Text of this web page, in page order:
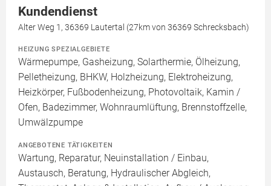
Kundendienst
Alter Weg 1, 36369 Lautertal (27km von 36369 Schrecksbach)
HEIZUNG SPEZIALGEBIETE
Wärmepumpe, Gasheizung, Solarthermie, Ölheizung,
Pelletheizung, BHKW, Holzheizung, Elektroheizung,
Heizkörper, Fußbodenheizung, Photovoltaik, Kamin /
Ofen, Badezimmer, Wohnraumlüftung, Brennstoffzelle,
Umwälzpumpe
ANGEBOTENE TÄTIGKEITEN
Wartung, Reparatur, Neuinstallation / Einbau,
Austausch, Beratung, Hydraulischer Abgleich,